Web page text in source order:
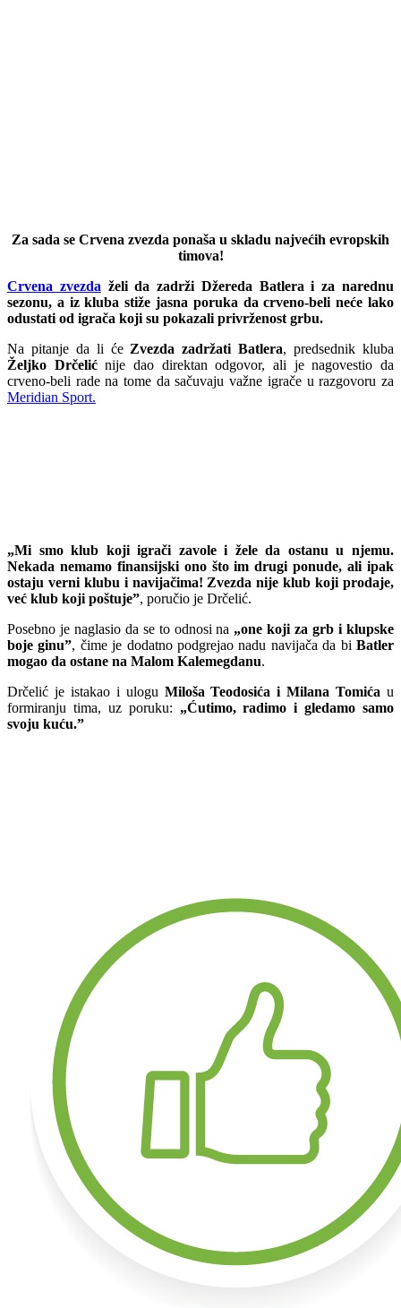
Za sada se Crvena zvezda ponaša u skladu najvećih evropskih
timova!
Crvena zvezda želi da zadrži Džereda Batlera i za narednu
sezonu, a iz kluba stiže jasna poruka da crveno-beli neće lako
odustati od igrača koji su pokazali privrženost grbu.
Na pitanje da li će Zvezda zadržati Batlera, predsednik kluba
Željko Drčelićnije dao direktan odgovor, ali je nagovestio da
crveno-beli rade na tome da sačuvaju važne igrače u razgovoru za
Meridian Sport.
„Mi smo klub koji igrači zavole i žele da ostanu u njemu.
Nekada nemamo finansijski ono što im drugi ponude, ali ipak
ostaju verni klubu i navijačima! Zvezda nije klub koji prodaje,
već klub koji poštuje”, poručio je Drčelić.
Posebno je naglasio da se to odnosi na „one koji za grb i klupske
boje ginu”, čime je dodatno podgrejao nadu navijača da biBatler
mogao da ostane na Malom Kalemegdanu.
Drčelić je istakao i ulogu Miloša Teodosića i Milana Tomića u
formiranju tima, uz poruku: „Ćutimo, radimo i gledamo samo
svoju kuću.”